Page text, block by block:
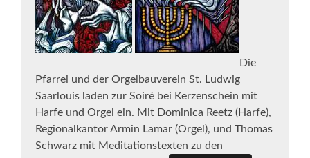
Die
Pfarrei und der Orgelbauverein St. Ludwig
Saarlouis laden zur Soiré bei Kerzenschein mit
Harfe und Orgel ein. Mit Dominica Reetz (Harfe),
Regionalkantor Armin Lamar (Orgel), und Thomas
Schwarz mit Meditationstexten zu den